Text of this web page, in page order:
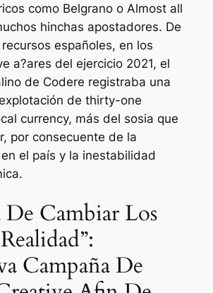
como Belgrano o Almost all
hinchas apostadores. De
españoles, en los
a?ares del ejercicio 2021, el
de Codere registraba una
de thirty-one
currency, más del sosia que
por consecuente de la
el país y la inestabilidad
De Cambiar Los
Campaña De